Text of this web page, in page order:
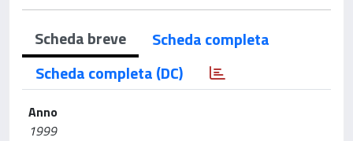
Scheda breve
Scheda completa
Scheda completa (DC)
Anno
1999